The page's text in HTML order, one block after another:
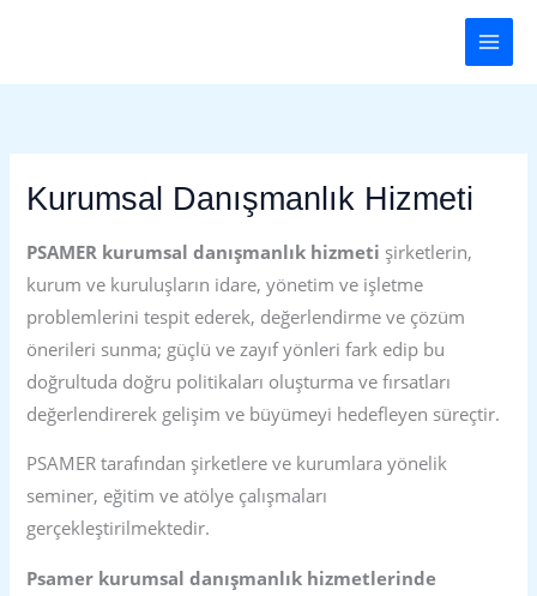
Main
Kurumsal Danışmanlık Hizmeti
PSAMER kurumsal danışmanlık hizmeti şirketlerin,
kurum ve kuruluşların idare, yönetim ve işletme
problemlerini tespit ederek, değerlendirme ve çözüm
önerileri sunma; güçlü ve zayıf yönleri fark edip bu
doğrultuda doğru politikaları oluşturma ve fırsatları
değerlendirerek gelişim ve büyümeyi hedefleyen süreçtir.
PSAMER tarafından şirketlere ve kurumlara yönelik
seminer, eğitim ve atölye çalışmaları
gerçekleştirilmektedir.
Psamer kurumsal danışmanlık hizmetlerinde